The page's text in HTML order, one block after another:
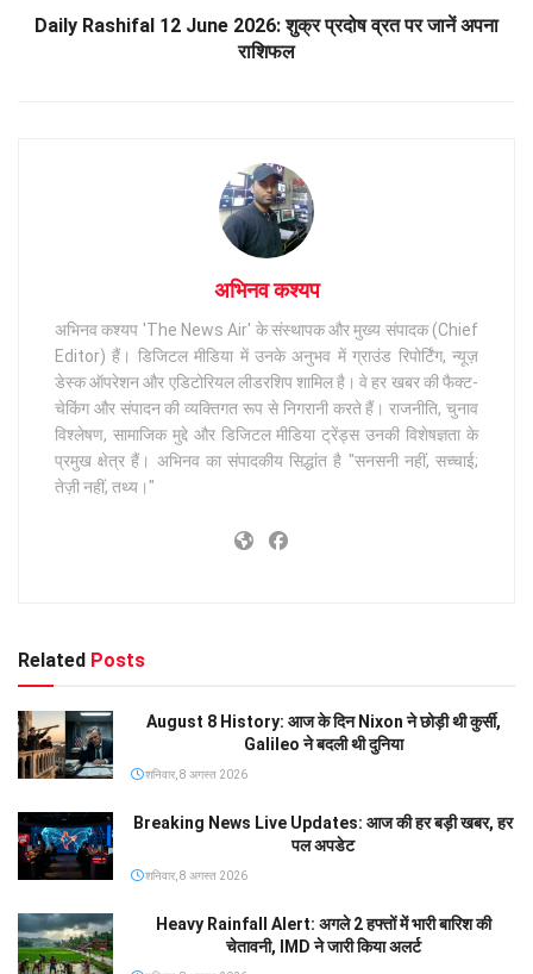
Daily Rashifal 12 June 2026: शुक्र प्रदोष व्रत पर जानें अपना
राशिफल
अभिनव कश्यप
अभिनव कश्यप 'The News Air' के संस्थापक और मुख्य संपादक (Chief
Editor) हैं। डिजिटल मीडिया में उनके अनुभव में ग्राउंड रिपोर्टिंग, न्यूज़
डेस्क ऑपरेशन और एडिटोरियल लीडरशिप शामिल है। वे हर खबर की फैक्ट-
चेकिंग और संपादन की व्यक्तिगत रूप से निगरानी करते हैं। राजनीति, चुनाव
विश्लेषण, सामाजिक मुद्दे और डिजिटल मीडिया ट्रेंड्स उनकी विशेषज्ञता के
प्रमुख क्षेत्र हैं। अभिनव का संपादकीय सिद्धांत है "सनसनी नहीं, सच्चाई;
तेज़ी नहीं, तथ्य।"
Related Posts
August 8 History: आज के दिन Nixon ने छोड़ी थी कुर्सी,
Galileo ने बदली थी दुनिया
शनिवार, 8 अगस्त 2026
Breaking News Live Updates: आज की हर बड़ी खबर, हर
पल अपडेट
शनिवार, 8 अगस्त 2026
Heavy Rainfall Alert: अगले 2 हफ्तों में भारी बारिश की
चेतावनी, IMD ने जारी किया अलर्ट